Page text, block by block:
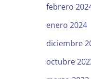
febrero
enero 2024
diciembre
octubre